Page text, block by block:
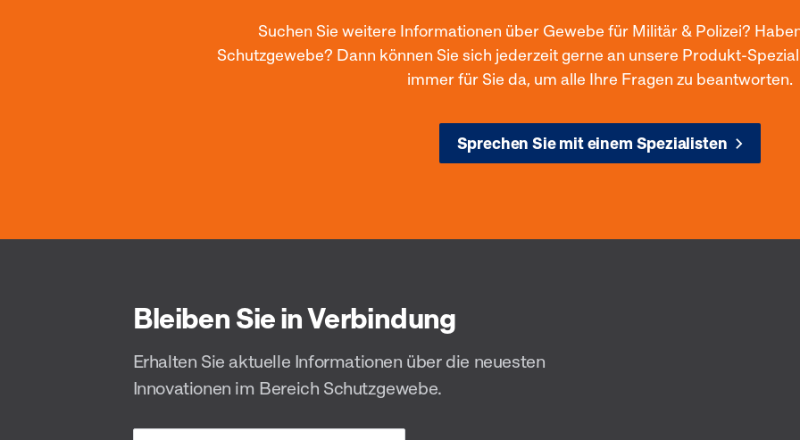
Suchen Sie weitere Informationen über Gewebe für Militär & Polizei?
Schutzgewebe? Dann können Sie sich jederzeit gerne an unsere Produkt-
immer für Sie da, um alle Ihre Fragen zu beantworten.
Sprechen Sie mit einem Spezialisten
Bleiben Sie in Verbindung
Erhalten Sie aktuelle Informationen über die neuesten
Innovationen im Bereich Schutzgewebe.